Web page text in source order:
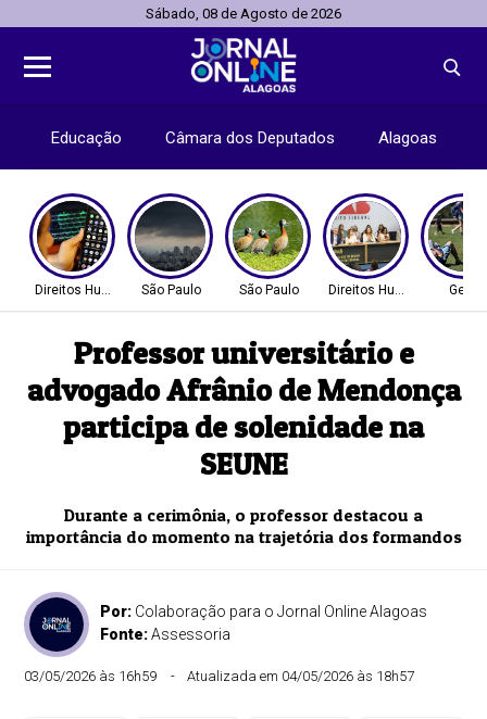
Sábado, 08 de Agosto de 2026
Educação Câmara dos Deputados Alagoas
Direitos HumanosSão Paulo São Paulo Direitos Humanos Geral
Professor universitário e
advogado Afrânio de Mendonça
participa de solenidade na
SEUNE
Durante a cerimônia, o professor destacou a
importância do momento na trajetória dos formandos
Por: Colaboração para o Jornal Online Alagoas
Fonte:Assessoria
03/05/2026 às 16h59 Atualizada em 04/05/2026 às 18h57